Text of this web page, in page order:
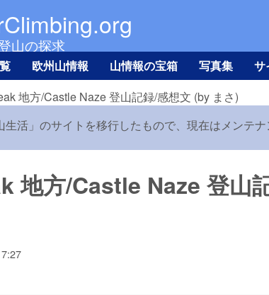
山の探求
欧州山情報 山情報の宝箱 写真集 サ
地方/Castle Naze 登山記録/感想文 (by まさ)
活」のサイトを移行したもので、現在はメンテ
地方/Castle Naze 登山